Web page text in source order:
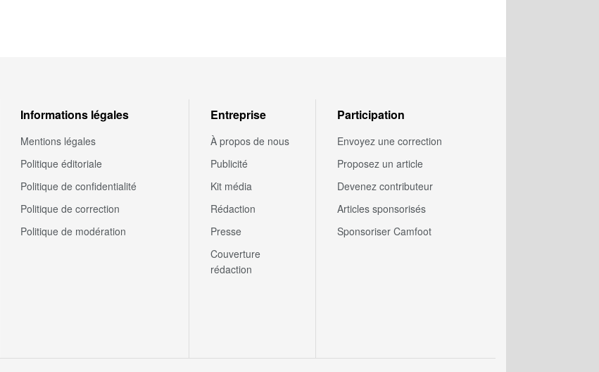
Informations légales
Mentions légales
Politique éditoriale
Politique de confidentialité
Politique de correction
Politique de modération
Entreprise
À propos de nous
Publicité
Kit média
Rédaction
Presse
Couverture
rédaction
Participation
Envoyez une correction
Proposez un article
Devenez contributeur
Articles sponsorisés
Sponsoriser Camfoot